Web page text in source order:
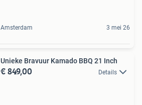
Amsterdam 3 mei 26
Unieke Bravuur Kamado BBQ 21 Inch
€ 849,00 Details